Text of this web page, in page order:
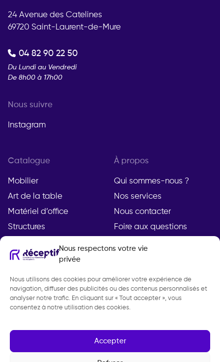
Nous respectons votre vie
privée
Nous utilisons des cookies pour améliorer votre expérience de
navigation, diffuser des publicités ou des contenus personnalisés et
analyser notre trafic. En cliquant sur « Tout accepter », vous
consentez à notre utilisation des cookies.
Accepter
24 Avenue des Catelines
69720 Saint-Laurent-de-Mure
04 82 90 22 50
Du Lundi au Vendredi
De 8h00 à 17h00
Nous suivre
Instagram
Catalogue
Mobilier
Art de la table
Matériel d’office
Structures
À propos
Qui sommes-nous ?
Nos services
Nous contacter
Foire aux questions
Compte
Mon compte
Demande de devis
Mentions légales
Politique de
confidentialité
Gestion des cookies